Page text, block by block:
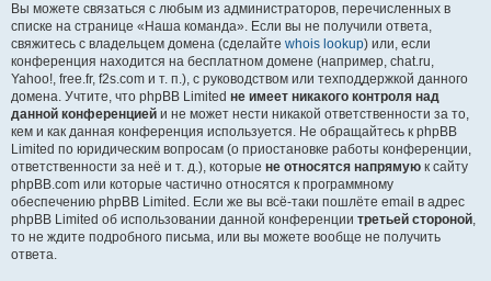
Вы можете связаться с любым из администраторов, перечисленных в
списке на странице «Наша команда». Если вы не получили ответа,
свяжитесь с владельцем домена (сделайте whois lookup) или, если
конференция находится на бесплатном домене (например, chat.ru,
Yahoo!, free.fr, f2s.com и т. п.), с руководством или техподдержкой данного
домена. Учтите, что phpBB Limited не имеет никакого контроля над
данной конференцией и не может нести никакой ответственности за то,
кем и как данная конференция используется. Не обращайтесь к phpBB
Limited по юридическим вопросам (о приостановке работы конференции,
ответственности за неё и т. д.), которые не относятся напрямую к сайту
phpBB.com или которые частично относятся к программному
обеспечению phpBB Limited. Если же вы всё-таки пошлёте email в адрес
phpBB Limited об использовании данной конференции третьей стороной,
то не ждите подробного письма, или вы можете вообще не получить
ответа.